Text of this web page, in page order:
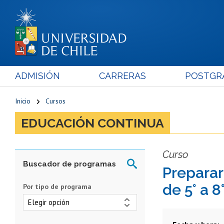
ADMISIÓN CARRERAS
Inicio Cursos
EDUCACIÓN CONTINUA
Curso
de 5° a
Por tipo de programa